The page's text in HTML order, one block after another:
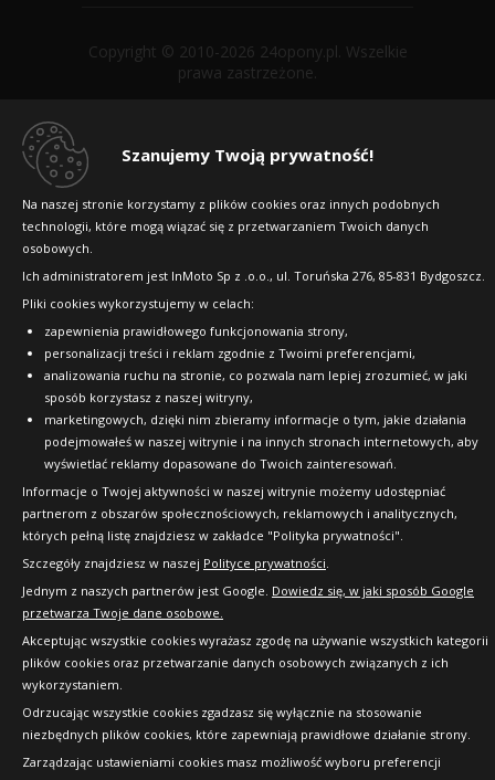
Szanujemy Twoją prywatność!
Na naszej stronie korzystamy z plików cookies oraz innych podobnych
technologii, które mogą wiązać się z przetwarzaniem Twoich danych
osobowych.
Ich administratorem jest InMoto Sp z .o.o., ul. Toruńska 276, 85-831 Bydgoszcz.
Pliki cookies wykorzystujemy w celach:
zapewnienia prawidłowego funkcjonowania strony,
personalizacji treści i reklam zgodnie z Twoimi preferencjami,
analizowania ruchu na stronie, co pozwala nam lepiej zrozumieć, w jaki
sposób korzystasz z naszej witryny,
marketingowych, dzięki nim zbieramy informacje o tym, jakie działania
podejmowałeś w naszej witrynie i na innych stronach internetowych, aby
wyświetlać reklamy dopasowane do Twoich zainteresowań.
Informacje o Twojej aktywności w naszej witrynie możemy udostępniać
partnerom z obszarów społecznościowych, reklamowych i analitycznych,
których pełną listę znajdziesz w zakładce "Polityka prywatności".
Szczegóły znajdziesz w naszej Polityce prywatności.
Jednym z naszych partnerów jest Google. Dowiedz się, w jaki sposób Google
przetwarza Twoje dane osobowe.
Akceptując wszystkie cookies wyrażasz zgodę na używanie wszystkich kategorii
plików cookies oraz przetwarzanie danych osobowych związanych z ich
wykorzystaniem.
Odrzucając wszystkie cookies zgadzasz się wyłącznie na stosowanie
niezbędnych plików cookies, które zapewniają prawidłowe działanie strony.
Zarządzając ustawieniami cookies masz możliwość wyboru preferencji
Copyright © 2010-2026 24opony.pl. Wszelkie
prawa zastrzeżone.